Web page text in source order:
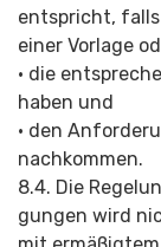
entspricht,
einer Vorlage
• die
haben und
• den
nachkommen.
8.4. Die
gungen wird